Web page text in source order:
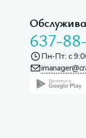
637-
Пн-Пт: с